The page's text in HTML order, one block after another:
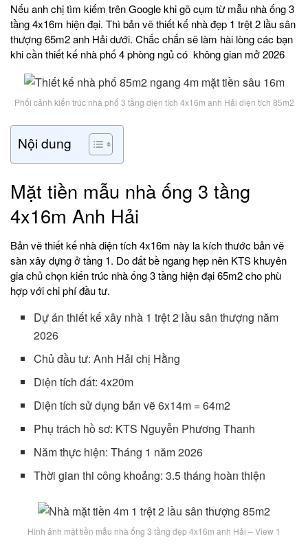
Nếu anh chị tìm kiếm trên Google khi gõ cụm từ mẫu nhà ống 3
tầng 4x16m hiện đại. Thì bản vẽ thiết kế nhà đẹp 1 trệt 2 lầu sân
thượng 65m2 anh Hải dưới. Chắc chắn sẽ làm hài lòng các bạn
khi cần thiết kế nhà phố 4 phòng ngủ có không gian mở 2026
Phối cảnh kiến trúc nhà phố 3 tầng diện tích 4x16m anh Hải diện tích 85m2
Nội dung
Mặt tiền mẫu nhà ống 3 tầng
4x16m Anh Hải
Bản vẽ thiết kế nhà diện tích 4x16m này la kích thước bản vẽ
sàn xây dựng ở tầng 1. Do đất bề ngang hẹp nên KTS khuyên
gia chủ chọn kiến trúc nhà ống 3 tầng hiện đại 65m2 cho phù
hợp với chi phí đầu tư.
Dự án thiết kế xây nhà 1 trệt 2 lầu sân thượng năm
2026
Chủ đầu tư: Anh Hải chị Hằng
Diện tích đất: 4x20m
Diện tích sử dụng bản vẽ 6x14m = 64m2
Phụ trách hồ sơ: KTS Nguyễn Phương Thanh
Năm thực hiện: Tháng 1 năm 2026
Thời gian thi công khoảng: 3.5 tháng hoàn thiện
Hình ảnh mặt tiền mẫu nhà ống 3 tầng đẹp 4x16m anh Hải – View 1